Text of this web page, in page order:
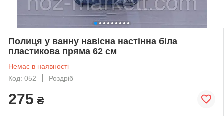
Полиця у ванну навісна настінна біла
пластикова пряма 62 см
Немає в наявності
Код: 052
Роздріб
275 ₴